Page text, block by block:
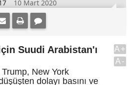
10 Mart 2020
Suudi Arabistan'ı
New York
dolayı basını ve
A+
A-